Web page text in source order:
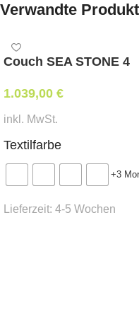
Breite 49 cm, Tiefe
Gesamthöhe 112 cm
6 Stk.
Verwandte
Couch SEA STONE 4
1.039,00 €
inkl. MwSt.
Textilfarbe
+3
Lieferzeit: 4-5 Wochen